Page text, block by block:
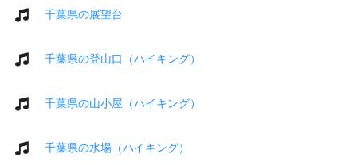
千葉県の展望台
千葉県の登山口（ハイキング）
千葉県の山小屋（ハイキング）
千葉県の水場（ハイキング）